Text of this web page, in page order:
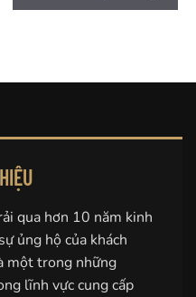
qua hơn 10 năm kinh
ủng hộ của khách
một trong những
lĩnh vực cung cấp